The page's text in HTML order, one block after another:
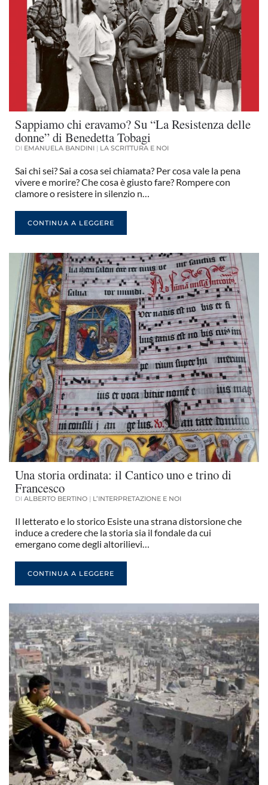
Sappiamo chi eravamo? Su “La Resistenza delle
donne” di Benedetta Tobagi
DI EMANUELA BANDINI | LA SCRITTURA E NOI
Sai chi sei? Sai a cosa sei chiamata? Per cosa vale la pena
vivere e morire? Che cosa è giusto fare? Rompere con
clamore o resistere in silenzio n…
CONTINUA A LEGGERE
Una storia ordinata: il Cantico uno e trino di
Francesco
DI ALBERTO BERTINO | L’INTERPRETAZIONE E NOI
Il letterato e lo storico Esiste una strana distorsione che
induce a credere che la storia sia il fondale da cui
emergano come degli altorilievi…
CONTINUA A LEGGERE